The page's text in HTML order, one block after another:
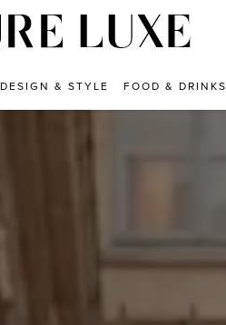
DESIGN & STYLE FOOD & DRINKS